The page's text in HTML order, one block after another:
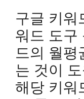
구글 키워
워드 도구
드의 월평
는 것이
해당 키워